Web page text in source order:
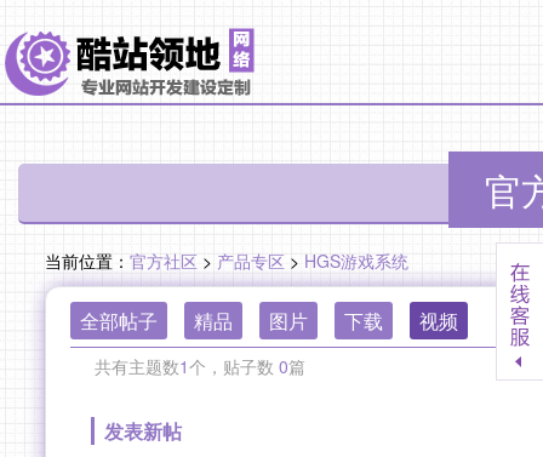
官
当前位置： 官方社区 > 产品专区 > HGS游戏系统
全部帖子 精品 图片 下载 视频
共有主题数1个，贴子数 0篇
发表新帖